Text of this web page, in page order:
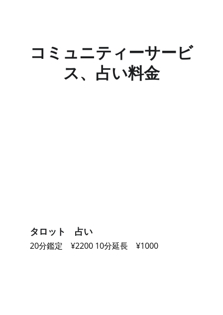
コミュニティーサービ
ス、占い料金
タロット　占い
20分鑑定　¥2200 10分延長　¥1000